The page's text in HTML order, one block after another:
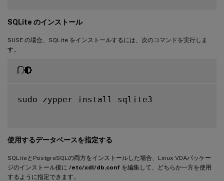
SQLite のインストール
SUSE の場合、SQLite をインストールするには、次のコマンドを実行しま
す。
sudo zypper install sqlite3
使用するデータベースを指定する
SQLiteとPostgreSQLの両方をインストールした場合、Linux VDAパッケー
ジのインストール後に /etc/xdl/db.conf を編集して、どちらか一方を使用
するように指定できます。